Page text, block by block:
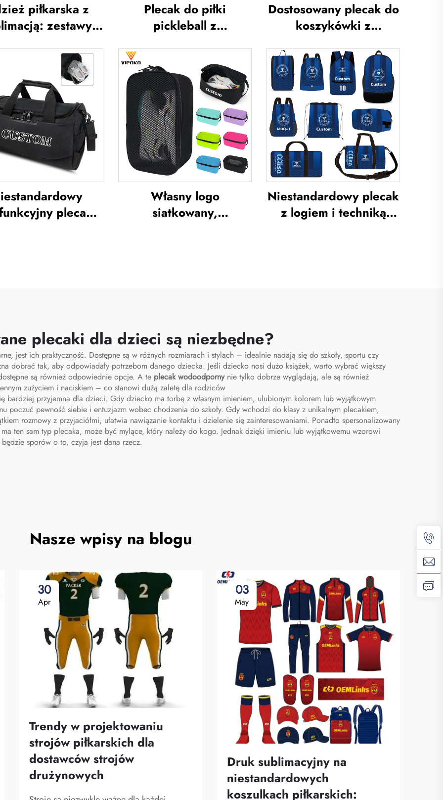
piłkarska z
zestawy
mężczyzn do
treningów,
odzież
do piłki
uniformy
piłkarskich
Plecak do piłki
pickleball z
logiem, torba na
rakietę tenisową, torba
do badmintona, torba
na rakietę do
badmintona, torba na
paletkę do padela,
torba na rakietę do
tenisa i badmintona
Dostosowany plecak do
koszykówki z
sportowego,
wodoodporny,
codzienny plecak
sportowy i szkolny z
izolacją termiczną oraz
techniką sublimacji,
plecak do piłki nożnej i
koszykówki
plecak o
powietrzu
Własny logo
siatkowany,
sportu, worek na buty
dla mężczyzn
Niestandardowy plecak
z logiem i techniką
nożnej, torba podróżna
na buty
plecaki dla dzieci są niezbędne?
jest ich praktyczność. Dostępne są w różnych rozmiarach i stylach – idealnie nadają się do szkoły, sportu czy
dobrać tak, aby odpowiadały potrzebom danego dziecka. Jeśli dziecko nosi dużo książek, warto wybrać większy
są również odpowiednie opcje. A te plecak wodoodporny nie tylko dobrze wyglądają, ale są również
zużyciem i naciskiem – co stanowi dużą zaletę dla rodziców
bardziej przyjemna dla dzieci. Gdy dziecko ma torbę z własnym imieniem, ulubionym kolorem lub wyjątkowym
poczuć pewność siebie i entuzjazm wobec chodzenia do szkoły. Gdy wchodzi do klasy z unikalnym plecakiem,
rozmowy z przyjaciółmi, ułatwia nawiązanie kontaktu i dzielenie się zainteresowaniami. Ponadto spersonalizowany
ten sam typ plecaka, może być mylące, który należy do kogo. Jednak dzięki imieniu lub wyjątkowemu wzorowi
sporów o to, czyja jest dana rzecz.
Nasze wpisy na blogu
30
Apr
Trendy w projektowaniu
strojów piłkarskich dla
dostawców strojów
drużynowych
03
May
Druk sublimacyjny na
niestandardowych
koszulkach piłkarskich: